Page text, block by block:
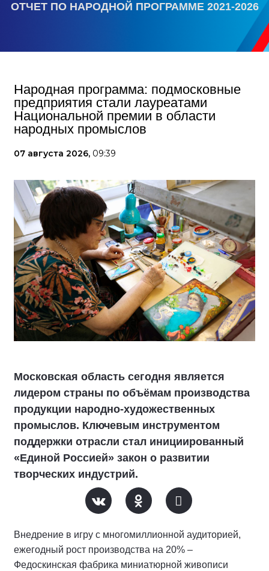
ОТЧЕТ ПО НАРОДНОЙ ПРОГРАММЕ 2021-2026
Народная программа: подмосковные
предприятия стали лауреатами
Национальной премии в области
народных промыслов
07 августа 2026, 09:39
Московская область сегодня является
лидером страны по объёмам производства
продукции народно-художественных
промыслов. Ключевым инструментом
поддержки отрасли стал инициированный
«Единой Россией» закон о развитии
творческих индустрий.
Внедрение в игру с многомиллионной аудиторией,
ежегодный рост производства на 20% –
Федоскинская фабрика миниатюрной живописи